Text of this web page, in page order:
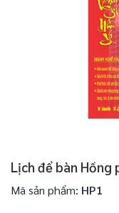
Lịch để bàn Hồng
Mã sản phẩm: HP1